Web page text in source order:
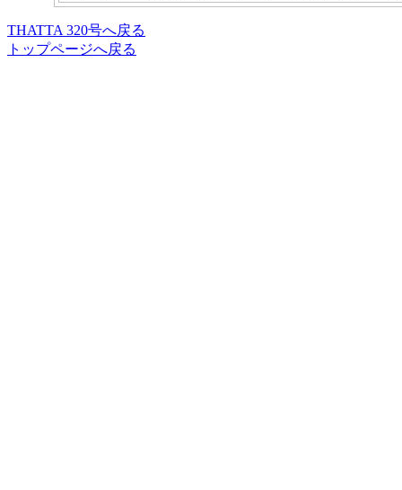
THATTA 320号へ戻る
トップページへ戻る